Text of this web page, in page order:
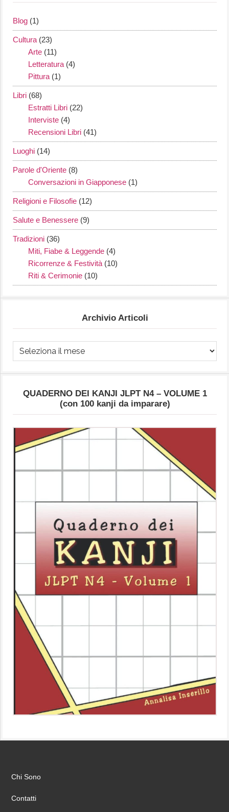
Blog (1)
Cultura (23)
Arte (11)
Letteratura (4)
Pittura (1)
Libri (68)
Estratti Libri (22)
Interviste (4)
Recensioni Libri (41)
Luoghi (14)
Parole d'Oriente (8)
Conversazioni in Giapponese (1)
Religioni e Filosofie (12)
Salute e Benessere (9)
Tradizioni (36)
Miti, Fiabe & Leggende (4)
Ricorrenze & Festività (10)
Riti & Cerimonie (10)
Archivio Articoli
Archivio
Articoli
QUADERNO DEI KANJI JLPT N4 – VOLUME 1
(con 100 kanji da imparare)
Chi Sono
Contatti